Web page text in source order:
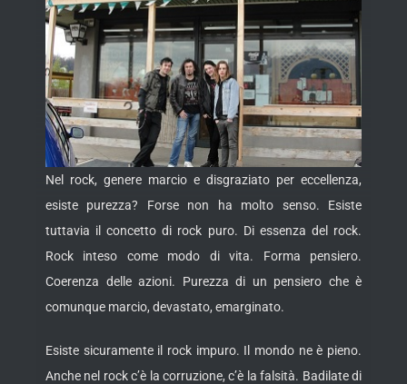
Nel rock, genere marcio e disgraziato per eccellenza,
esiste purezza? Forse non ha molto senso. Esiste
tuttavia il concetto di rock puro. Di essenza del rock.
Rock inteso come modo di vita. Forma pensiero.
Coerenza delle azioni. Purezza di un pensiero che è
comunque marcio, devastato, emarginato.
Esiste sicuramente il rock impuro. Il mondo ne è pieno.
Anche nel rock c’è la corruzione, c’è la falsità. Badilate di